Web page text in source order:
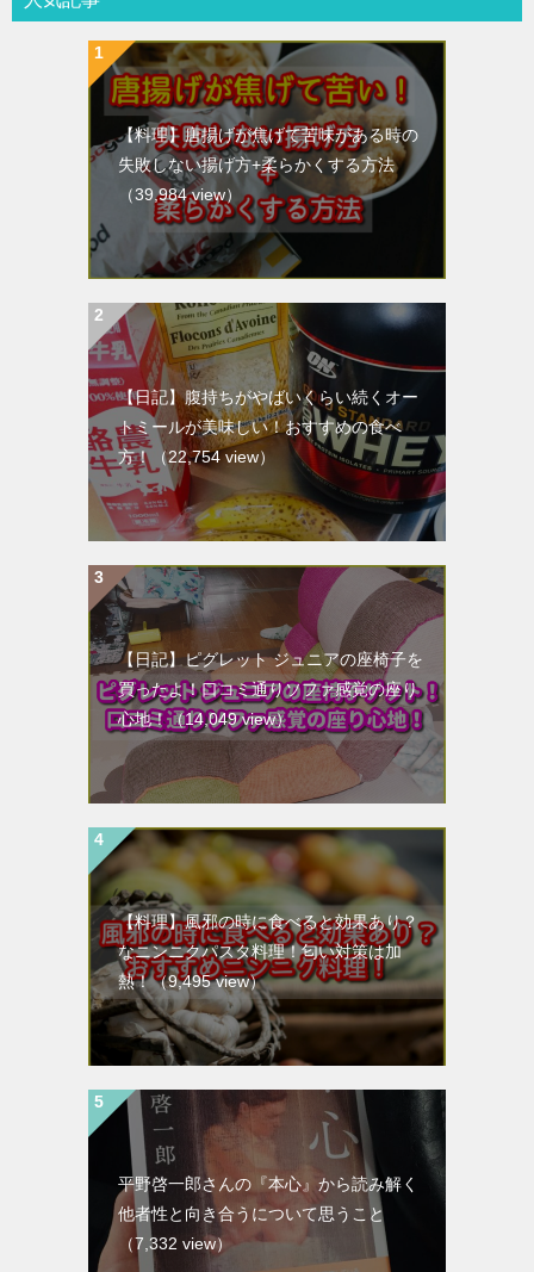
【料理】唐揚げが焦げて苦味がある時の
失敗しない揚げ方+柔らかくする方法
（39,984 view）
【日記】腹持ちがやばいくらい続くオー
トミールが美味しい！おすすめの食べ
方！
（22,754 view）
【日記】ピグレット ジュニアの座椅子を
買ったよ！口コミ通りソファ感覚の座り
心地！（14,049 view）
【料理】風邪の時に食べると効果あり？
なニンニクパスタ料理！匂い対策は加
熱！（9,495 view）
平野啓一郎さんの『本心』から読み解く
他者性と向き合うについて思うこと
（7,332 view）